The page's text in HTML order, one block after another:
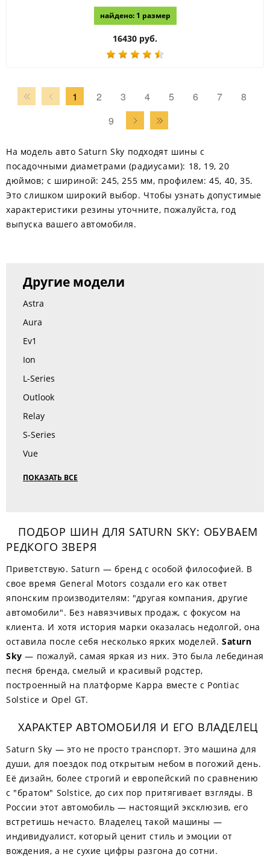
найдено: 1 размер
16430 руб.
1 2 3 4 5 6 7
8
9
На модель авто Saturn Sky подходят шины с
посадочными диаметрами (радиусами): 18, 19, 20
дюймов; с шириной: 245, 255 мм, профилем: 45, 40, 35.
Это слишком широкий выбор. Чтобы узнать допустимые
характеристики резины уточните, пожалуйста, год
выпуска вашего автомобиля.
Другие модели
Astra
Aura
Ev1
Ion
L-Series
Outlook
Relay
S-Series
Vue
ПОКАЗАТЬ ВСЕ
ПОДБОР ШИН ДЛЯ SATURN SKY: ОБУВАЕМ
РЕДКОГО ЗВЕРЯ
Приветствую. Saturn — бренд с особой философией. В
свое время General Motors создали его как ответ
японским производителям: "другая компания, другие
автомобили". Без навязчивых продаж, с фокусом на
клиента. И хотя история марки оказалась недолгой, она
оставила после себя несколько ярких моделей.Saturn
Sky — пожалуй, самая яркая из них. Это была лебединая
песня бренда, смелый и красивый родстер,
построенный на платформе Kappa вместе с Pontiac
Solstice и Opel GT.
ХАРАКТЕР АВТОМОБИЛЯ И ЕГО ВЛАДЕЛЕЦ
Saturn Sky — это не просто транспорт. Это машина для
души, для поездок под открытым небом в погожий день.
Её дизайн, более строгий и европейский по сравнению
с "братом" Solstice, до сих пор притягивает взгляды. В
России этот автомобиль — настоящий эксклюзив, его
встретишь нечасто. Владелец такой машины —
индивидуалист, который ценит стиль и эмоции от
вождения, а не сухие цифры разгона до сотни.